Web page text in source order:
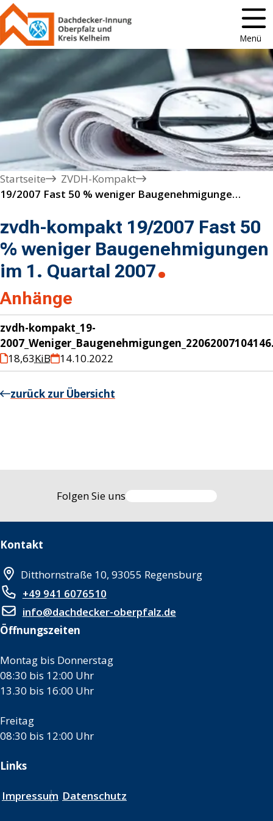
Menü
Startseite
ZVDH-Kompakt
19/2007 Fast 50 % weniger Baugenehmigungen im 1. Quartal 2007
zvdh-kompakt 19/2007 Fast 50
% weniger Baugenehmigungen
im 1. Quartal 2007
Anhänge
zvdh-kompakt_19-
18,63KiB 14.10.2022
zurück zur Übersicht
Folgen Sie uns
Kontakt
Ditthornstraße 10, 93055 Regensburg
+49 941 6076510
info@dachdecker-oberpfalz.de
Öffnungszeiten
Montag bis Donnerstag
08:30 bis 12:00 Uhr
13.30 bis 16:00 Uhr
Freitag
08:30 bis 12:00 Uhr
Links
Impressum Datenschutz